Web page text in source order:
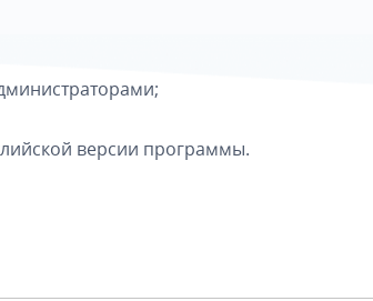
версии программы.